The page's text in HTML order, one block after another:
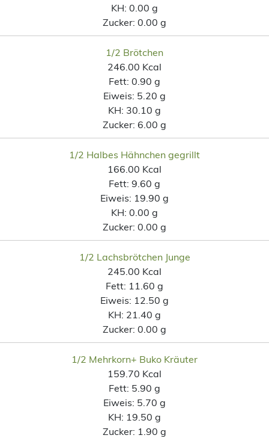
KH: 0.00 g
Zucker: 0.00 g
1/2 Brötchen
246.00 Kcal
Fett: 0.90 g
Eiweis: 5.20 g
KH: 30.10 g
Zucker: 6.00 g
1/2 Halbes Hähnchen gegrillt
166.00 Kcal
Fett: 9.60 g
Eiweis: 19.90 g
KH: 0.00 g
Zucker: 0.00 g
1/2 Lachsbrötchen Junge
245.00 Kcal
Fett: 11.60 g
Eiweis: 12.50 g
KH: 21.40 g
Zucker: 0.00 g
1/2 Mehrkorn+ Buko Kräuter
159.70 Kcal
Fett: 5.90 g
Eiweis: 5.70 g
KH: 19.50 g
Zucker: 1.90 g